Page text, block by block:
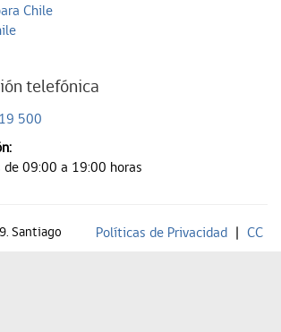
Chile
telefónica
500
de 09:00 a 19:00 horas
Santiago Políticas de Privacidad | CC